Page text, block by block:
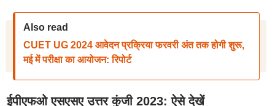
Also read
CUET UG 2024 आवेदन प्रक्रिया फरवरी अंत तक होगी शुरू,
मई में परीक्षा का आयोजन: रिपोर्ट
ईपीएफओ एसएसए उत्तर कुंजी 2023: ऐसे देखें